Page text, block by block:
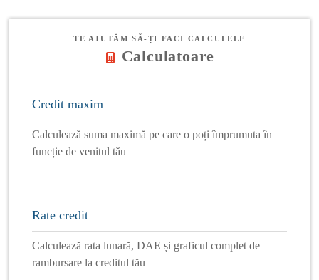
TE AJUTĂM SĂ-ȚI FACI CALCULELE
Calculatoare
Credit maxim
Calculează suma maximă pe care o poți împrumuta în
funcție de venitul tău
Rate credit
Calculează rata lunară, DAE și graficul complet de
rambursare la creditul tău